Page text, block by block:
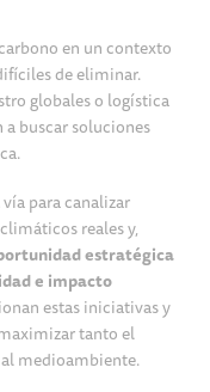
en un contexto
de eliminar.
globales o logística
buscar soluciones
para canalizar
reales y,
estratégica
e impacto
estas iniciativas y
tanto el
medioambiente.